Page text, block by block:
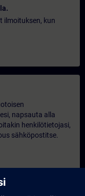
ilmoituksen, kun
napsauta alla
henkilötietojasi,
sähköpostitse.